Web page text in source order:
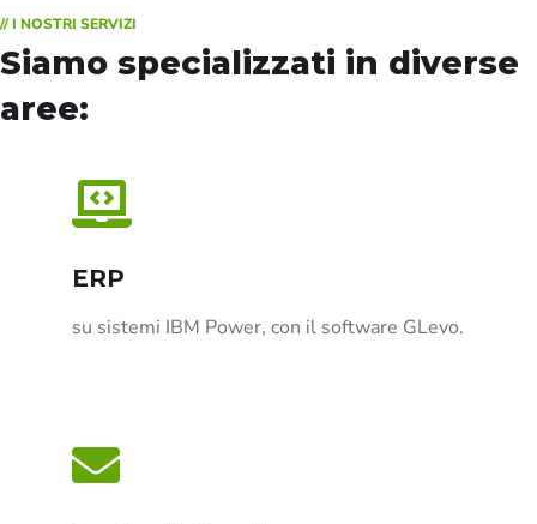
// I NOSTRI SERVIZI
Siamo specializzati in diverse
aree:
ERP
su sistemi IBM Power, con il software GLevo.